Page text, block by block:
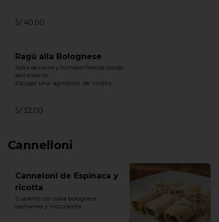
S/ 40.00
Ragú alla Bolognese
Salsa de carne y tomates frescos cocida
lentamente.
Escoger una: agnollotti  de  ricotta,
S/ 32.00
Cannelloni
Canneloni de Espinaca y
ricotta
Cubierto con salsa bolognesa,
bechamel y mozzarella